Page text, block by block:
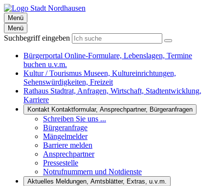
Menü
Menü
Suchbegriff eingeben
Bürgerportal Online-Formulare, Lebenslagen, Termine
buchen u.v.m.
Kultur / Tourismus Museen, Kultureinrichtungen,
Sehenswürdigkeiten, Freizeit
Rathaus Stadtrat, Anfragen, Wirtschaft, Stadtentwicklung,
Karriere
Kontakt Kontaktformular, Ansprechpartner, Bürgeranfragen
Schreiben Sie uns ...
Bürgeranfrage
Mängelmelder
Barriere melden
Ansprechpartner
Pressestelle
Notrufnummern und Notdienste
Aktuelles Meldungen, Amtsblätter, Extras, u.v.m.